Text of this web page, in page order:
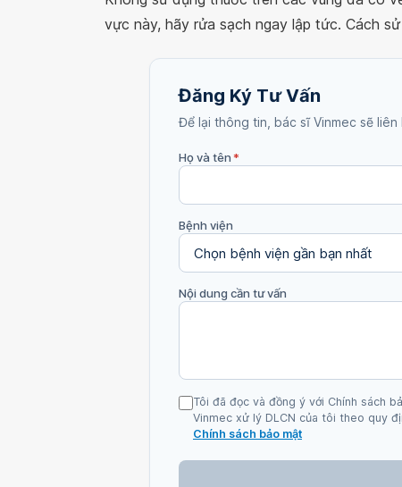
vực này, hãy rửa sạch ngay lập tức. Cách
Đăng Ký Tư Vấn
Để lại thông tin, bác sĩ Vinmec sẽ
Họ và tên*
Bệnh viện
Nội dung cần tư vấn
Tôi đã đọc và đồng ý với Chính sách
Vinmec xử lý DLCN của tôi theo quy
Chính sách bảo mật